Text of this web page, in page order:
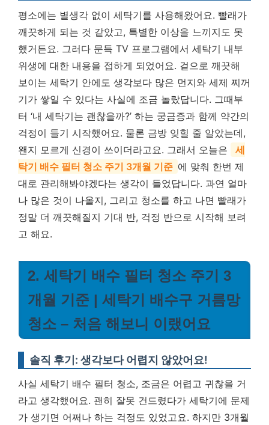
평소에는 별생각 없이 세탁기를 사용해왔어요. 빨래가
깨끗하게 되는 것 같았고, 특별한 이상을 느끼지도 못
했거든요. 그러다 문득 TV 프로그램에서 세탁기 내부
위생에 대한 내용을 접하게 되었어요. 겉으로 깨끗해
보이는 세탁기 안에도 생각보다 많은 먼지와 세제 찌꺼
기가 쌓일 수 있다는 사실에 조금 놀랐답니다. 그때부
터 ‘내 세탁기는 괜찮을까?’ 하는 궁금증과 함께 약간의
걱정이 들기 시작했어요. 물론 금방 잊힐 줄 알았는데,
왠지 모르게 신경이 쓰이더라고요. 그래서 오늘은
세
탁기 배수 필터 청소 주기 3개월 기준 에 맞춰 한번 제
대로 관리해봐야겠다는 생각이 들었답니다. 과연 얼마
나 많은 것이 나올지, 그리고 청소를 하고 나면 빨래가
정말 더 깨끗해질지 기대 반, 걱정 반으로 시작해 보려
고 해요.
2. 세탁기 배수 필터 청소 주기 3
개월 기준 | 세탁기 배수구 거름망
청소 – 처음 해보니 이랬어요
솔직 후기: 생각보다 어렵지 않았어요!
사실 세탁기 배수 필터 청소, 조금은 어렵고 귀찮을 거
라고 생각했어요. 괜히 잘못 건드렸다가 세탁기에 문제
가 생기면 어쩌나 하는 걱정도 있었고요. 하지만 3개월